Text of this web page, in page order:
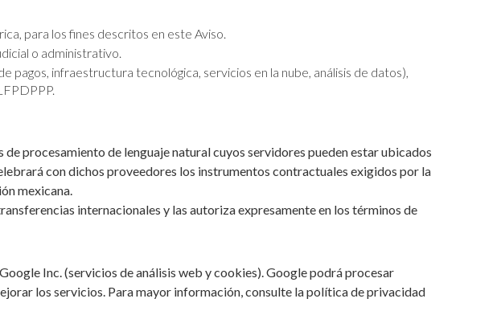
para los fines descritos en este Aviso.
o administrativo.
infraestructura tecnológica, servicios en la nube, análisis de datos),
procesamiento de lenguaje natural cuyos servidores pueden estar ubicados
con dichos proveedores los instrumentos contractuales exigidos por la
mexicana.
internacionales y las autoriza expresamente en los términos de
Inc. (servicios de análisis web y cookies). Google podrá procesar
los servicios. Para mayor información, consulte la política de privacidad